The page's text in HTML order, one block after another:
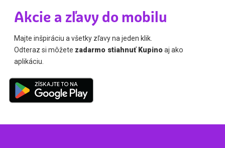
Akcie a zľavy do mobilu
Majte inšpiráciu a všetky zľavy na jeden klik.
Odteraz si môžete zadarmo stiahnuť Kupinoaj ako
aplikáciu.